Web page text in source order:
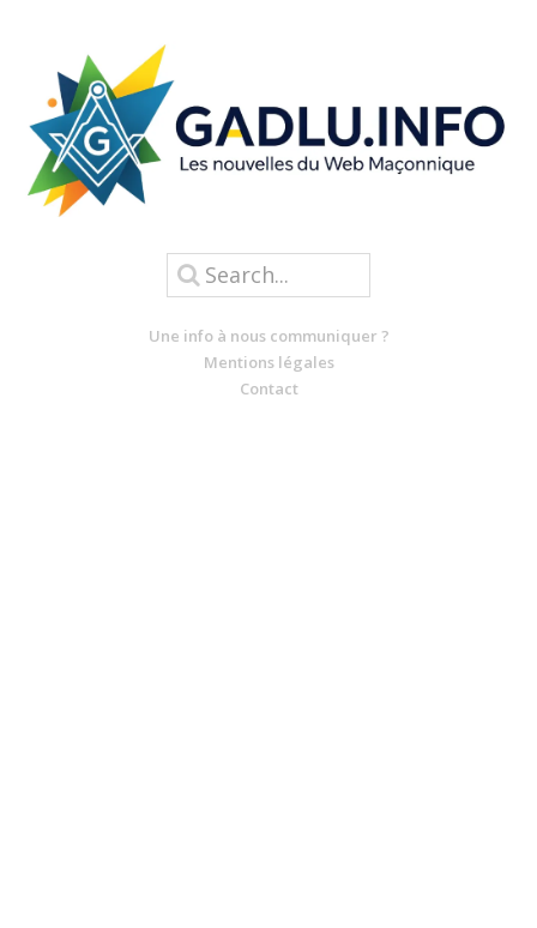
Une info à nous communiquer ?
Mentions légales
Contact